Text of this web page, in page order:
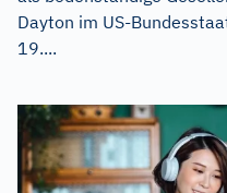
Dayton im US-
19....